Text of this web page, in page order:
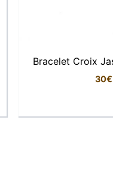
Bracelet Croix
30€